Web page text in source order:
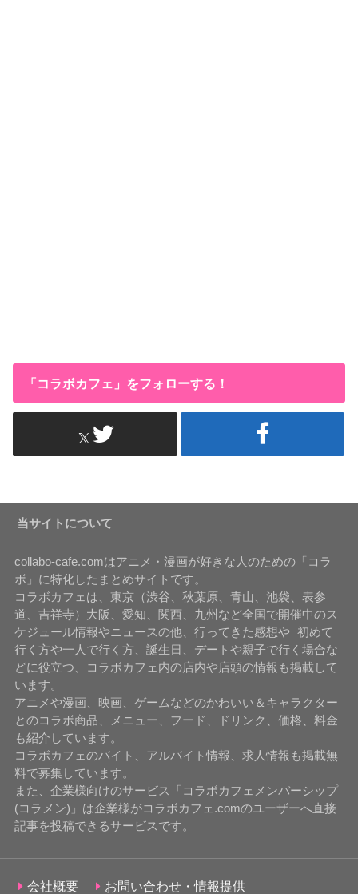
「コラボカフェ」をフォローする！
当サイトについて
collabo-cafe.comはアニメ・漫画が好きな人のための「コラ
ボ」に特化したまとめサイトです。
コラボカフェは、東京（渋谷、秋葉原、青山、池袋、表参
道、吉祥寺）大阪、愛知、関西、九州など全国で開催中のス
ケジュール情報やニュースの他、行ってきた感想や 初めて
行く方や一人で行く方、誕生日、デートや親子で行く場合な
どに役立つ、コラボカフェ内の店内や店頭の情報も掲載して
います。
アニメや漫画、映画、ゲームなどのかわいい＆キャラクター
とのコラボ商品、メニュー、フード、ドリンク、価格、料金
も紹介しています。
コラボカフェのバイト、アルバイト情報、求人情報も掲載無
料で募集しています。
また、企業様向けのサービス「コラボカフェメンバーシップ
(コラメン)」は企業様がコラボカフェ.comのユーザーへ直接
記事を投稿できるサービスです。
会社概要 お問い合わせ・情報提供